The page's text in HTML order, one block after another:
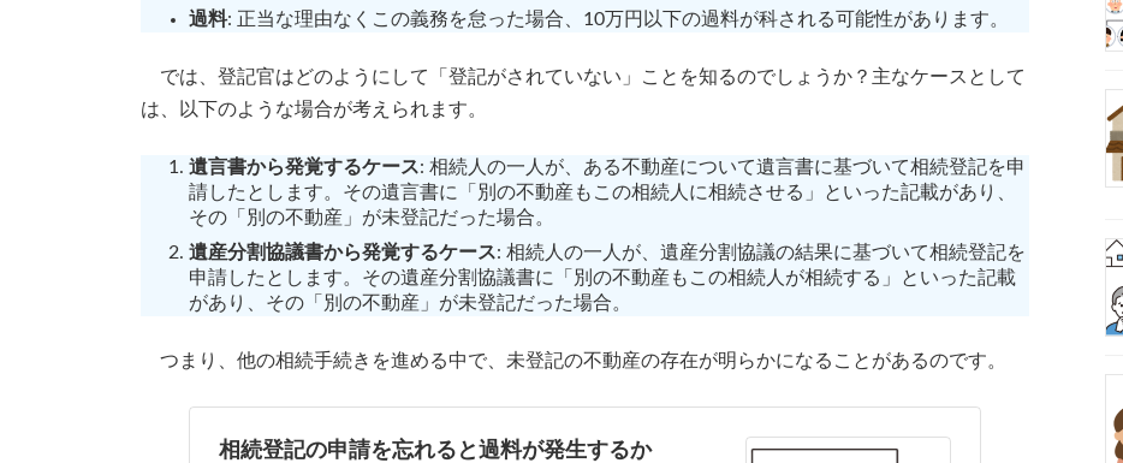
過料: 正当な理由なくこの義務を怠った場合、10万円以下の過料が科される可能性があります。
では、登記官はどのようにして「登記がされていない」ことを知るのでしょうか？主なケースとして
は、以下のような場合が考えられます。
遺言書から発覚するケース: 相続人の一人が、ある不動産について遺言書に基づいて相続登記を申
請したとします。その遺言書に「別の不動産もこの相続人に相続させる」といった記載があり、
その「別の不動産」が未登記だった場合。
遺産分割協議書から発覚するケース: 相続人の一人が、遺産分割協議の結果に基づいて相続登記を
申請したとします。その遺産分割協議書に「別の不動産もこの相続人が相続する」といった記載
があり、その「別の不動産」が未登記だった場合。
つまり、他の相続手続きを進める中で、未登記の不動産の存在が明らかになることがあるのです。
相続登記の申請を忘れると過料が発生するか